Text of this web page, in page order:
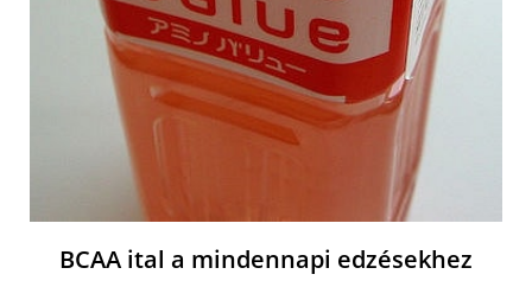
BCAA ital a mindennapi edzésekhez